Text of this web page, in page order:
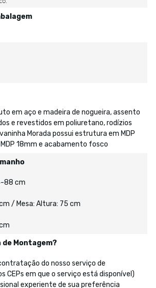
em aço e madeira de nogueira, assento
e revestidos em poliuretano, rodízios
Morada possui estrutura em MDP
18mm e acabamento fosco
88 cm
/ Mesa: Altura: 75 cm
Montagem?
do nosso serviço de
CEPs em que o serviço está disponível)
experiente de sua preferência